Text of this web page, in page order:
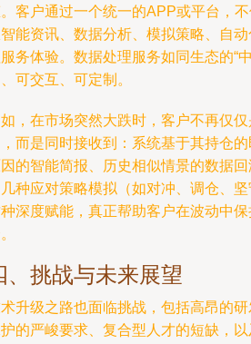
客户通过一个统一的APP或平台，
能资讯、数据分析、模拟策略、自
务体验。数据处理服务如同生态的“
可交互、可定制。
，在市场突然大跌时，客户不再仅
而是同时接收到：系统基于其持仓
的智能简报、历史相似情景的数据
种应对策略模拟（如对冲、调仓、
深度赋能，真正帮助客户在波动中
、挑战与未来展望
升级之路也面临挑战，包括高昂的
的严峻要求、复合型人才的短缺，